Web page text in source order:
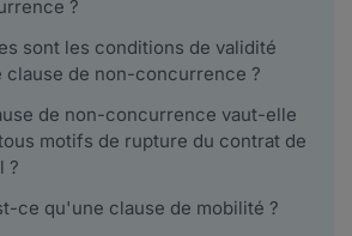
?
sont les conditions de validité
clause de non-concurrence ?
de non-concurrence vaut-elle
motifs de rupture du contrat de
?
ce qu'une clause de mobilité ?